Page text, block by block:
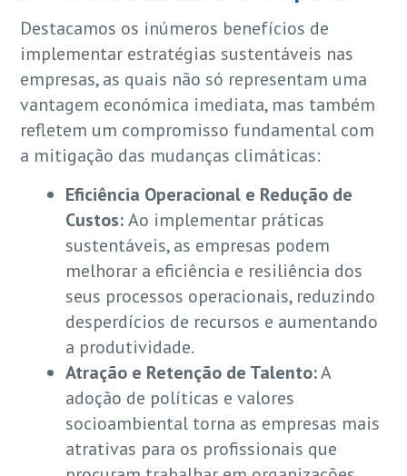
Destacamos os inúmeros benefícios de
implementar estratégias sustentáveis nas
empresas, as quais não só representam uma
vantagem económica imediata, mas também
refletem um compromisso fundamental com
a mitigação das mudanças climáticas:
Eficiência Operacional e Redução de
Custos:Ao implementar práticas
sustentáveis, as empresas podem
melhorar a eficiência e resiliência dos
seus processos operacionais, reduzindo
desperdícios de recursos e aumentando
a produtividade.
Atração e Retenção de Talento:A
adoção de políticas e valores
socioambiental torna as empresas mais
atrativas para os profissionais que